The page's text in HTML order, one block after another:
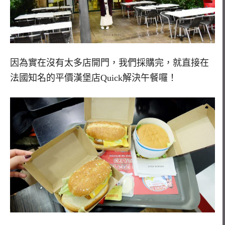
因為實在沒有太多店開門，我們採購完，就直接在
法國知名的平價漢堡店Quick解決午餐囉！